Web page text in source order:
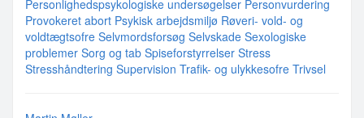
Personlighedspsykologiske undersøgelser Personvurdering
Provokeret abort Psykisk arbejdsmiljø Røveri- vold- og
voldtægtsofre Selvmordsforsøg Selvskade Sexologiske
problemer Sorg og tab Spiseforstyrrelser Stress
Stresshåndtering Supervision Trafik- og ulykkesofre Trivsel